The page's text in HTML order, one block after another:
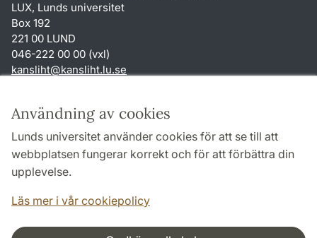
Användning av cookies
Lunds universitet använder cookies för att se till att
webbplatsen fungerar korrekt och för att förbättra din
upplevelse.
Läs mer i vår cookiepolicy
LUX, Lunds universitet
Box 192
221 00 LUND
046-222 00 00 (vxl)
kansliht@kansliht.lu.se
Genvägar
Om webbplatsen och cookies
Behandling av personuppgifter
Tillgänglighetsredogörelse